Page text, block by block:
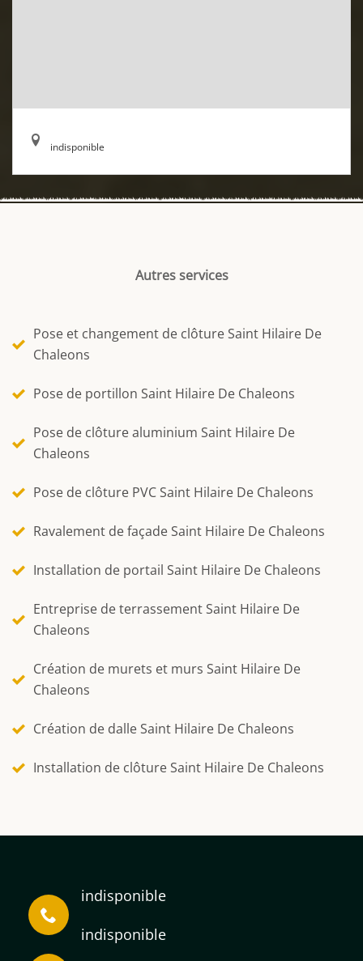
indisponible
Autres services
Pose et changement de clôture Saint Hilaire De
Chaleons
Pose de portillon Saint Hilaire De Chaleons
Pose de clôture aluminium Saint Hilaire De
Chaleons
Pose de clôture PVC Saint Hilaire De Chaleons
Ravalement de façade Saint Hilaire De Chaleons
Installation de portail Saint Hilaire De Chaleons
Entreprise de terrassement Saint Hilaire De
Chaleons
Création de murets et murs Saint Hilaire De
Chaleons
Création de dalle Saint Hilaire De Chaleons
Installation de clôture Saint Hilaire De Chaleons
indisponible
indisponible